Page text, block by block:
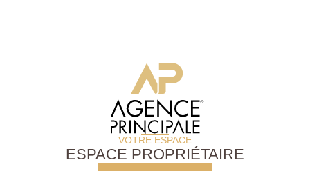
VOTRE ESPACE
ESPACE PROPRIÉTAIRE